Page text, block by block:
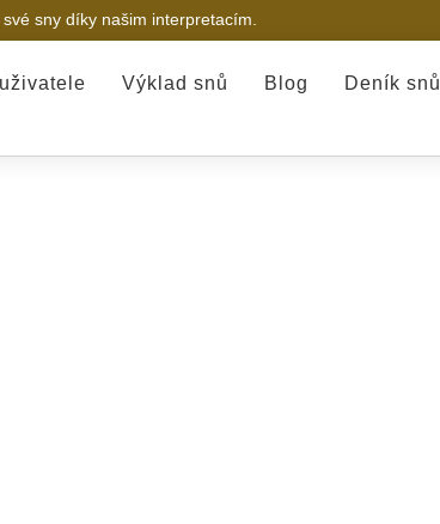
sny díky našim interpretacím.
Výklad snů Blog Deník snů